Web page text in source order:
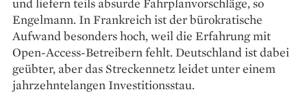
Engelmann. In Frankreich ist der bürokratische
Aufwand besonders hoch, weil die Erfahrung mit
Open-Access-Betreibern fehlt. Deutschland ist dabei
geübter, aber das Streckennetz leidet unter einem
jahrzehntelangen Investitionsstau.